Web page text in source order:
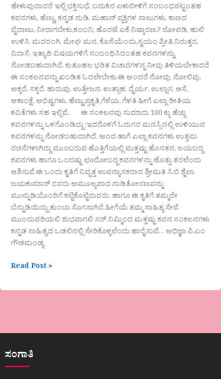
ಹೇಳುವುದಾದರೆ ಇಲ್ಲಿ ಭಕ್ತಿಸುಧೆ, ಬದುಕಿನ ಏಳುಬೀಳಿಗೆ ಸಂಬಂಧಪಟ್ಟಂತಹ
ಕವನಗಳು, ಹೆಣ್ಣು, ಕನ್ನಡ ನುಡಿ, ಮಹಾನ್ ವ್ಯಕ್ತಿಗಳ ಸಾಲುಗಳು, ಕಾಣದ
ವೈರಾಣು, ನೀರಾಗಬೇಕು,ಕಂಬನಿ, ಹೊರಟೆ ಏಕೆ ನಿಷ್ಕಾರಣ.? ಜೋಪಡಿ, ಹುಲಿ
ಉಳಿಸಿ, ಮದರಂಗಿ, ಮೇಘ ಮನ, ಕೊನೆಯೆಂದು,ಸ್ವಯಂ ಪ್ರೀತಿ,ನಿರುತ್ತರ,
ನಿರಾಸೆ, ಇತ್ಯಾದಿ ವಿಷಯಗಳಿಗೆ ಸಂಬಂಧಿಸಿದಂತಹ ಕವನಗಳನ್ನು
ನೋಡಬಹುದಾಗಿದೆ. ಕುತೂಹಲ ಭರಿತ ವಿಚಾರಗಳನ್ನ ನೀವು ತಿಳಿಯಬೇಕಾದರೆ
ಈ ಸಂಕಲನವನ್ನು ಖಂಡಿತ ಓದಲೇಬೇಕು.ಈ ಅಂದರೆ ನೋವು, ನೋಲಿವು,
ಅಕ್ಕರೆ, ಸಕ್ಕರೆ. ಹುರುಪು, ಉತ್ತೇಜನ. ಉತ್ಸಾಹ, ಧೈರ್ಯ, ಉಲ್ಲಾಸ, ಆಸೆ,
ಆಕಾಂಕ್ಷೆ, ಅಭಿಷ್ಟಗಳು, ಹೆಣ್ಣು,ಪ್ರಕೃತಿ,ಗೆಳೆಯ, ಗೆಳತಿ ಹೀಗೆ ಎಲ್ಲಾ ರೀತಿಯ
ಕವಿತೆಗಳು ಸಹ ಇಲ್ಲಿವೆ.. ಈ ಸಂಕಲನವು ಸುಮಾರು 100 ಕ್ಕು ಹೆಚ್ಚು
ಕವನಗಳನ್ನು ಒಳಗೊಂಡಿದ್ದು ;ಇದರೊಳಗೆ ಓದುಗರ ಮನಸ್ಸಿನಲ್ಲಿ ಉಳಿಯುವ
ಕವನಗಳನ್ನು ನೋಡಬಹುದಾಗಿದೆ. ಅಂದ ಹಾಗೆ ಎಲ್ಲಾ ಕವನಗಳು ಉತ್ತಮ
ರಚನೆಗಳಾಗಿದ್ದು ಮುಂಬರುವ ಹೊತ್ತಿಗೆಯಲ್ಲಿ ಮತ್ತಷ್ಟು ಹೊಸತನ, ಲಯಬದ್ದ
ಕವನಗಳು ಹಾಗೂ ಒಂದಷ್ಟು ಛoದೋಬದ್ದ ಕವನಗಳನ್ನು ಹೊತ್ತು ತರಲೆಂದು
ಆಶಿಸುವೆ.ಈ ಒಂದು ಕೃತಿಗೆ ನಿವೃತ್ತ ಉಪನ್ಯಾಸಕರಾದ ಶ್ರೀಮತಿ ಸಿ.ಬಿ ಶೈಲಾ
ಜಯಕುಮಾರ್ ರವರು ಅಮೂಲ್ಯವಾದ ನುಡಿತೋರಣವನ್ನು
ಮುನ್ನುಡಿಯೊಂದಿಗೆ ಕಟ್ಟಿಕೊಟ್ಟಿರುವರು. ಹಾಗೂ ಈ ಕೃತಿಗೆ ತಮ್ಮದೇ
ಬೆನ್ನುಡಿಯಿದ್ದು ತುಂಬಾ ಸೊಗಸಾಗಿದೆ.ಹೀಗೆಯೆ ತಮ್ಮ ಸಾಹಿತ್ಯ ಸೇವೆ
ಮುಂದುವರಿಯಲಿ ಶುಭವಾಗಲಿ ಸರ್.ನಿಮ್ಮಿಂದ ಮತ್ತಷ್ಟು ಕವನ ಸಂಕಲನಗಳು
ಕನ್ನಡ ಸಾಹಿತ್ಯದ ಒಡಲಿನಲ್ಲಿ ಸೇರಿಕೊಳ್ಳಲೆಂದು ಹಾರೈಸುವೆ… ಅಭಿಜ್ಞಾ ಪಿ.ಎಂ
ಗೌಡಮಂಡ್ಯ
Read Post »
ಸಂಗಾತಿ